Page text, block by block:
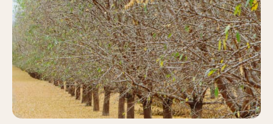
PISTACHO
Más información